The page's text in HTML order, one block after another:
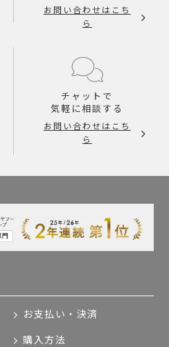
お問い合わせはこち
ら
チャットで
気軽に相談する
お問い合わせはこち
ら
お支払い・決済
購入方法